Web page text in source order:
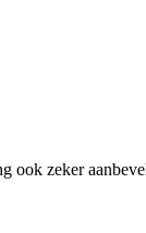
ook zeker